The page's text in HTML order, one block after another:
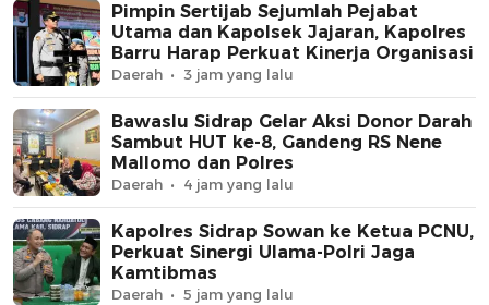
Pimpin Sertijab Sejumlah Pejabat
Utama dan Kapolsek Jajaran, Kapolres
Barru Harap Perkuat Kinerja Organisasi
Daerah 3 jam yang lalu
Bawaslu Sidrap Gelar Aksi Donor Darah
Sambut HUT ke-8, Gandeng RS Nene
Mallomo dan Polres
Daerah 4 jam yang lalu
Kapolres Sidrap Sowan ke Ketua PCNU,
Perkuat Sinergi Ulama-Polri Jaga
Kamtibmas
Daerah 5 jam yang lalu